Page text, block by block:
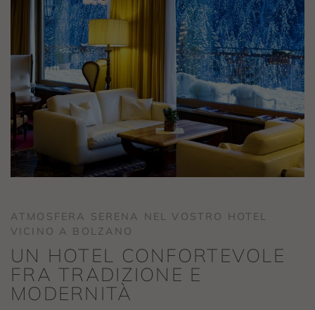
ATMOSFERA SERENA NEL VOSTRO HOTEL
VICINO A BOLZANO
UN HOTEL CONFORTEVOLE
FRA TRADIZIONE E
MODERNITÀ